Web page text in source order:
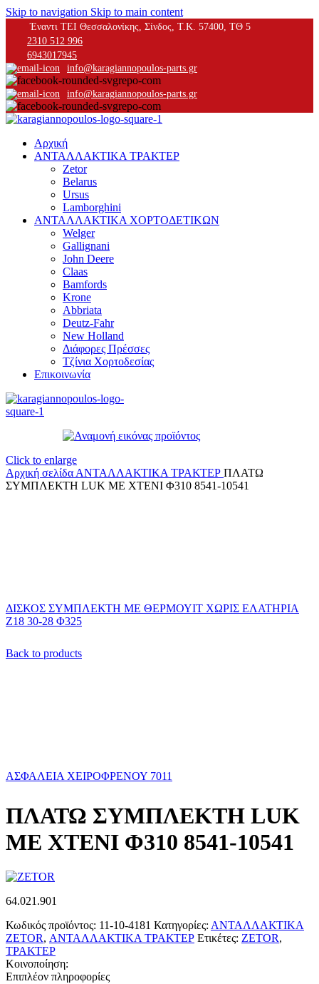
Skip to navigation Skip to main content
Έναντι ΤΕΙ Θεσσαλονίκης, Σίνδος, Τ.Κ. 57400, ΤΘ 5
2310 512 996
6943017945
info@karagiannopoulos-parts.gr
info@karagiannopoulos-parts.gr
Αρχική
ΑΝΤΑΛΛΑΚΤΙΚΑ ΤΡΑΚΤΕΡ
Zetor
Belarus
Ursus
Lamborghini
ΑΝΤΑΛΛΑΚΤΙΚΑ ΧΟΡΤΟΔΕΤΙΚΩΝ
Welger
Gallignani
John Deere
Claas
Bamfords
Krone
Abbriata
Deutz-Fahr
New Holland
Διάφορες Πρέσσες
Τζίνια Χορτοδεσίας
Επικοινωνία
Click to enlarge
Αρχική σελίδα ΑΝΤΑΛΛΑΚΤΙΚΑ ΤΡΑΚΤΕΡ ΠΛΑΤΩ
ΣΥΜΠΛΕΚΤΗ LUK ΜΕ ΧΤΕΝΙ Φ310 8541-10541
ΔΙΣΚΟΣ ΣΥΜΠΛΕΚΤΗ ΜΕ ΘΕΡΜΟΥΙΤ ΧΩΡΙΣ ΕΛΑΤΗΡΙΑ
Ζ18 30-28 Φ325
Back to products
ΑΣΦΑΛΕΙΑ ΧΕΙΡΟΦΡΕΝΟΥ 7011
ΠΛΑΤΩ ΣΥΜΠΛΕΚΤΗ LUK
ΜΕ ΧΤΕΝΙ Φ310 8541-10541
64.021.901
Κωδικός προϊόντος: 11-10-4181 Κατηγορίες: ΑΝΤΑΛΛΑΚΤΙΚΑ
ZETOR, ΑΝΤΑΛΛΑΚΤΙΚΑ ΤΡΑΚΤΕΡ Ετικέτες: ZETOR,
ΤΡΑΚΤΕΡ
Κοινοποίηση:
Επιπλέον πληροφορίες